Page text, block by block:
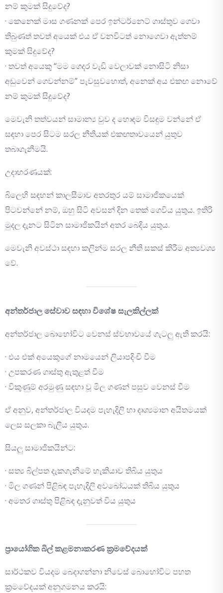
නම් කුමක් සිදුවේද?
· කෙනෙක් මාස ගණනක් පෙර ඉන්ටර්නෙට් ගාස්තුව ගෙවා
තිබුණත් තවත් අයෙක් එය ඒ වනවිටත් නොගෙවා ඇත්නම්
කුමක් සිදුවේද?
· තවත් අයෙකු “මම ගෙදර වැඩි වෙලාවක් නොසිටි නිසා
අඩුවෙන් ගෙවන්නම්” පැවසුවහොත්, අනෙක් අය එකඟ නොවේ
නම් කුමක් සිදුවේද?
මෙවැනි තත්වයන් සාමාන්‍ය වුව ද හොඳම විසඳුම වන්නේ ඒ
සඳහා පෙර සිටම සරල නීතියක් එකඟතාවයෙන් යුතුව
තබාගැනීමයි.
උදාහරණයක්:
බිලෙහි සඳහන් කාලසීමාව අතරතුර යම් සාමාජිකයෙක්
පිටවන්නේ නම්, ඔහු සිටි අවසන් දින තෙක් ගෙවිය යුතුය. ඉතිරි
මුදල දැනට සිටින සාමාජිකයින් අතර බෙදිය යුතුය.
මෙවැනි අවස්ථා සඳහා කලින්ම සරල නීති සකස් කිරීම අත්‍යවශ්‍ය
වේ.
අන්තර්ජාල සේවාව සඳහා විශේෂ සැලකිල්ලක්
අන්තර්ජාල බොහෝවිට වෙනස් ස්වභාවයේ ගැටලු ඇති කරයි:
· එය එක් අයෙකුගේ නාමයෙන් ලියාපදිංචි වීම
· උපකරණ ගාස්තු ඇතුළත් වීම
· විකුණුම් අරමුණු සඳහා වූ මිල ගණන් පසුව වෙනස් වීම
ඒ අනුව, අන්තර්ජාල වියදම පැහැදිලි හා දෘශ්‍යමාන අයිතමයක්
ලෙස සලකා බැලිය යුතුය.
සියලු සාමාජිකයින්ට:
· සත්‍ය බිල්පත දැකගැනීමේ හැකියාව තිබිය යුතුය
· මිල ගණන් පිළිබඳ පැහැදිලි අවබෝධයක් තිබිය යුතුය
· අමතර ගාස්තු පිළිබඳ දැනුවත් විය යුතුය
ප්‍රායෝගික බිල් කළමනාකරණ ක්‍රමවේදයක්
සාර්ථකව වියදම බෙදාගන්නා නිවෙස් බොහෝවිට පහත
ක්‍රමවේදයක් අනුගමනය කරයි: